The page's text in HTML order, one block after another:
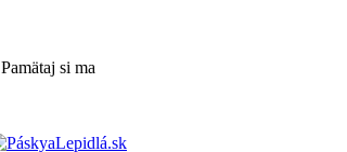
Pamätaj si ma